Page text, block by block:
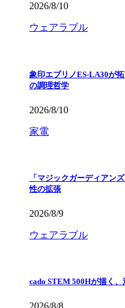
2026/8/10
ウェアラブル
象印エブリノES-LA30が
の調理哲学
2026/8/10
家電
「マジックガーディアン
性の拡張
2026/8/9
ウェアラブル
cado STEM 500Hが描く